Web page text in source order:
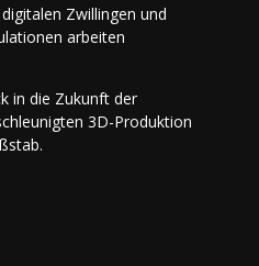
Zwillingen und
arbeiten
in die Zukunft der
3D-Produktion